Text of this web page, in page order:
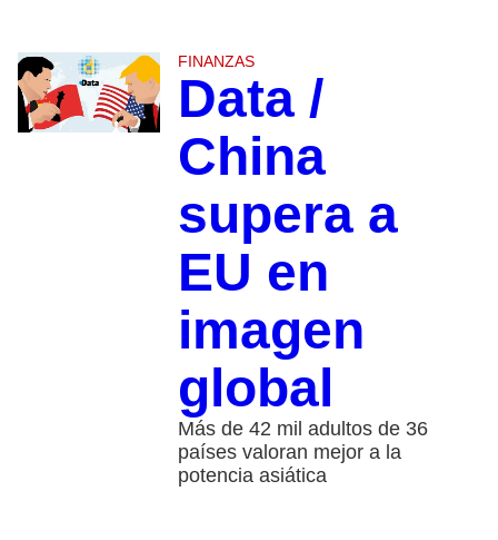
FINANZAS
Data /
China
supera a
EU en
imagen
global
Más de 42 mil adultos de 36
países valoran mejor a la
potencia asiática